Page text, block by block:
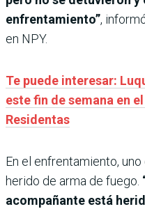
enfrentamiento”,
en NPY.
Te puede interesar:
este fin de semana en
Residentas
En el enfrentamiento,
herido de arma de fuego.
acompañante está